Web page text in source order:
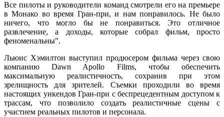
Все пилоты и руководители команд смотрели его на премьере
в Монако во время Гран-при, и нам понравилось. Не было
ничего, что могло бы не понравиться. Это отличное
развлечение, а доходы, которые собрал фильм, просто
феноменальны".
Льюис Хэмилтон выступил продюсером фильма через свою
компанию Dawn Apollo Films, чтобы обеспечить
максимальную реалистичность, сохранив при этом
зрелищность для зрителей. Съемки проходили во время
настоящих уикендов Гран-при с беспрецедентным доступом к
трассам, что позволило создать реалистичные сцены с
участием реальных пилотов и персонала.